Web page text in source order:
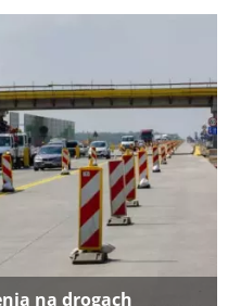
na drogach